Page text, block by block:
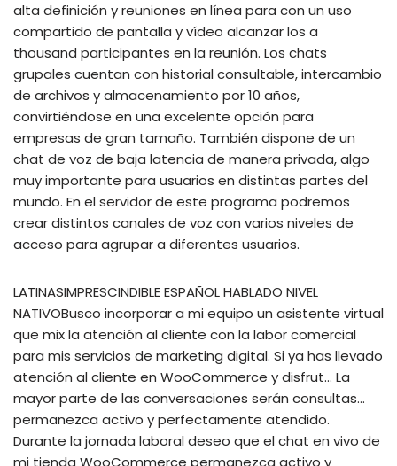
alta definición y reuniones en línea para con un uso
compartido de pantalla y vídeo alcanzar los a
thousand participantes en la reunión. Los chats
grupales cuentan con historial consultable, intercambio
de archivos y almacenamiento por 10 años,
convirtiéndose en una excelente opción para
empresas de gran tamaño. También dispone de un
chat de voz de baja latencia de manera privada, algo
muy importante para usuarios en distintas partes del
mundo. En el servidor de este programa podremos
crear distintos canales de voz con varios niveles de
acceso para agrupar a diferentes usuarios.
LATINASIMPRESCINDIBLE ESPAÑOL HABLADO NIVEL
NATIVOBusco incorporar a mi equipo un asistente virtual
que mix la atención al cliente con la labor comercial
para mis servicios de marketing digital. Si ya has llevado
atención al cliente en WooCommerce y disfrut… La
mayor parte de las conversaciones serán consultas…
permanezca activo y perfectamente atendido.
Durante la jornada laboral deseo que el chat en vivo de
mi tienda WooCommerce permanezca activo y